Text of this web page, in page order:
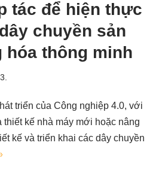
tác để hiện thực
chuyền sản
hóa thông minh
triển của Công nghiệp 4.0, với
thiết kế nhà máy mới hoặc nâng
kế và triển khai các dây chuyền